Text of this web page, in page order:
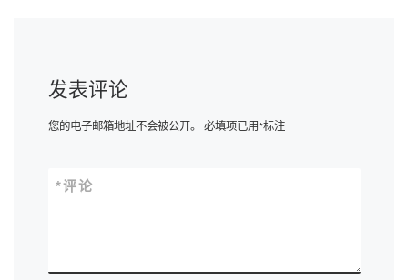
发表评论
您的电子邮箱地址不会被公开。 必填项已用*标注
评论
*